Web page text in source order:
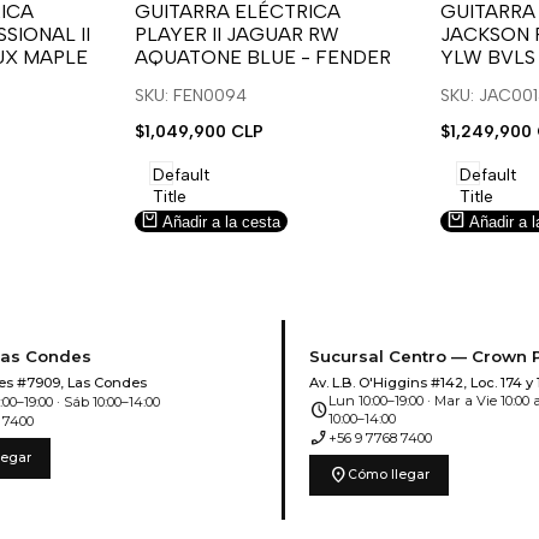
II
MAPLE
para
usar
la
lista
deseos.
para
usar
Compare
GUITARRA ELÉCTRICA
PLAYER II JAGUAR RW
AQUATONE BLUE - FENDER
SKU: FEN0094
Precio
venta
$1,049,900 CLP
Default
Title
Añadir a la cesta
para
usar
la
lista
deseos.
para
usar
JACKSON
YLW
SKU:
Precio
venta
$1,249,900
Default
Title
Añadir a
Condes
#7909, Las Condes
· Sáb 10:00–14:00
7400
Sucursal Centro — Crown
Av. L.B. O'Higgins #142, Loc. 174 y
scheduleLun 10:00–19:00 · Mar a Vie 10:00
10:00–14:00
phone_enabled +56 9 7768 7400
location_on Cómo llegar